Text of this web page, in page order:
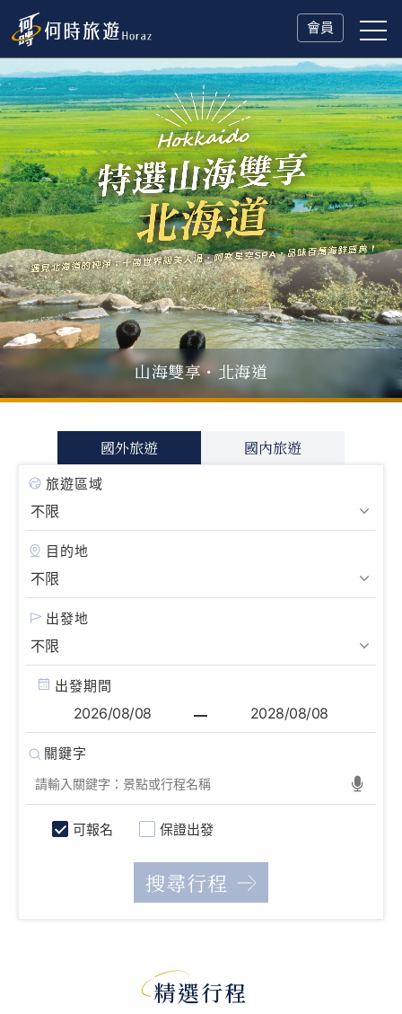
會員
父親節．限時特別企劃
一人旅行Solo Travel山海雙享・北海道
國外旅遊 國內旅遊
旅遊區域
目的地
出發地
出發期間
可報名 保證出發
精選行程